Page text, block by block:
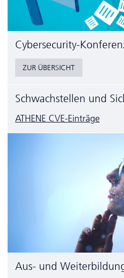
Cyber­security-
ZUR ÜBERSICHT
Schwachstellen und
ATHENE CVE-Einträge
Aus- und